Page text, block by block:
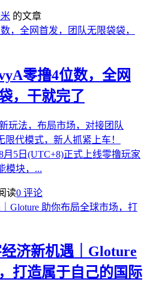
的文章
零撸4位数，全网
，干就完了
玩法，布局市场，对接团队
代模式，新人抓紧上车！
5日(UTC+8)正式上线零撸玩家
模块，...
读0 评论
济新机遇｜Gloture
打造属于自己的国际